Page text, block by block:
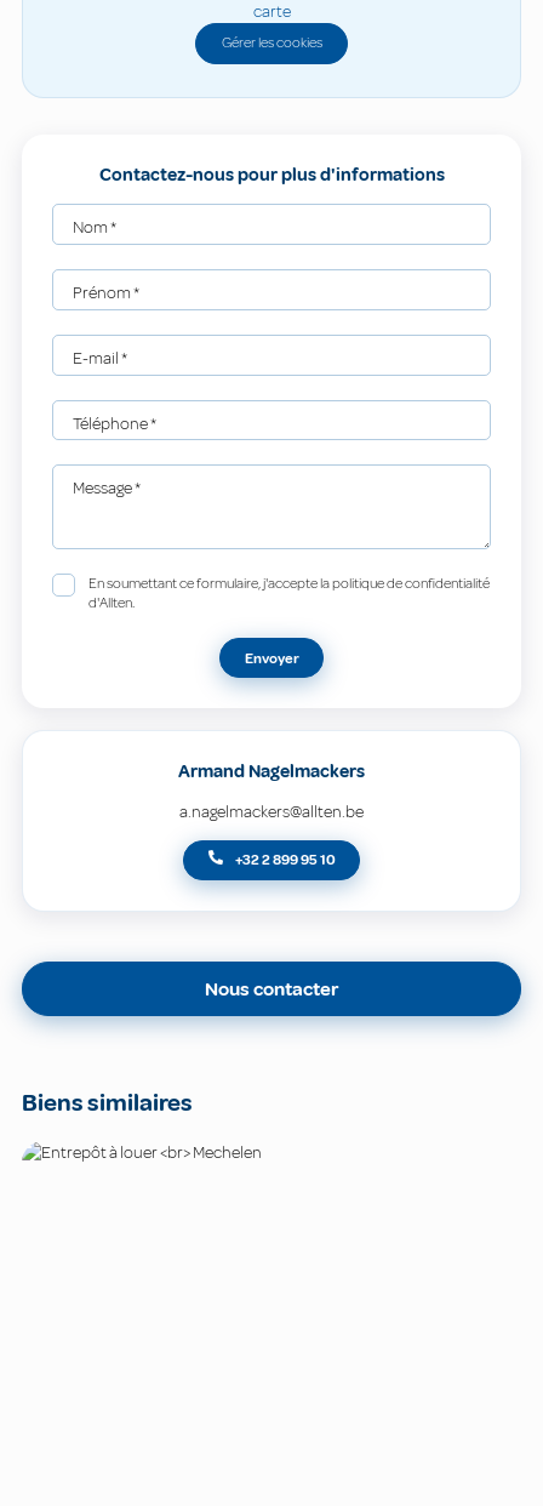
carte
Gérer les cookies
Contactez-nous pour plus d'informations
Nom*
Prénom*
E-mail*
Téléphone*
Message*
En soumettant ce formulaire, j'accepte la politique de confidentialité
d'Allten.
Envoyer
Armand Nagelmackers
a.nagelmackers@allten.be
+32 2 899 95 10
Nous contacter
Biens similaires